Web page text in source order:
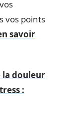
vos points
savoir
la douleur
: